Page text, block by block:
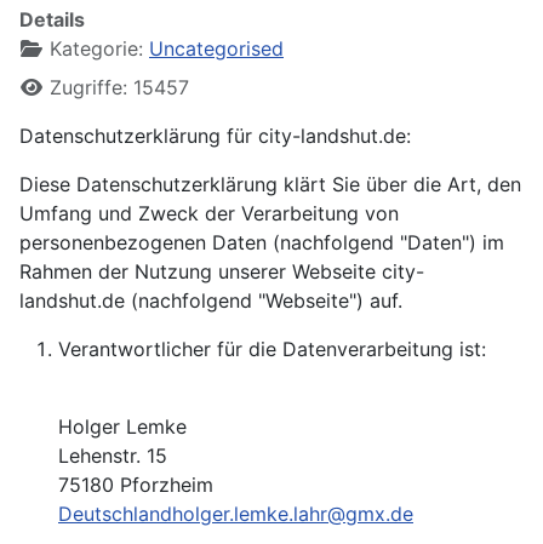
Details
Kategorie: Uncategorised
Zugriffe: 15457
Datenschutzerklärung für city-landshut.de:
Diese Datenschutzerklärung klärt Sie über die Art, den
Umfang und Zweck der Verarbeitung von
personenbezogenen Daten (nachfolgend "Daten") im
Rahmen der Nutzung unserer Webseite city-
landshut.de (nachfolgend "Webseite") auf.
Verantwortlicher für die Datenverarbeitung ist:
Holger Lemke
Lehenstr. 15
75180 Pforzheim
Deutschlandholger.lemke.lahr@gmx.de